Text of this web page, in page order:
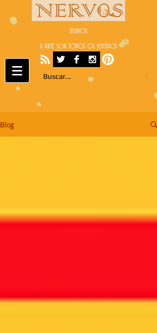
NERVOS
A ARTE SOB TODOS OS SENTIDOS
Blog